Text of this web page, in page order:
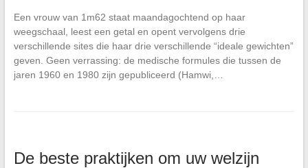
Een vrouw van 1m62 staat maandagochtend op haar
weegschaal, leest een getal en opent vervolgens drie
verschillende sites die haar drie verschillende “ideale gewichten”
geven. Geen verrassing: de medische formules die tussen de
jaren 1960 en 1980 zijn gepubliceerd (Hamwi,…
De beste praktijken om uw welzijn